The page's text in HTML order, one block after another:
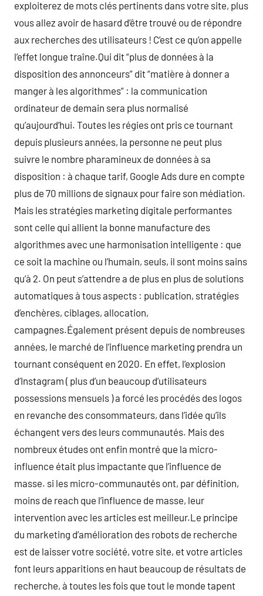
exploiterez de mots clés pertinents dans votre site, plus
vous allez avoir de hasard d’être trouvé ou de répondre
aux recherches des utilisateurs ! C’est ce qu’on appelle
l’effet longue traîne.Qui dit “plus de données à la
disposition des annonceurs” dit “matière à donner a
manger à les algorithmes” : la communication
ordinateur de demain sera plus normalisé
qu’aujourd’hui. Toutes les régies ont pris ce tournant
depuis plusieurs années, la personne ne peut plus
suivre le nombre pharamineux de données à sa
disposition : à chaque tarif, Google Ads dure en compte
plus de 70 millions de signaux pour faire son médiation.
Mais les stratégies marketing digitale performantes
sont celle qui allient la bonne manufacture des
algorithmes avec une harmonisation intelligente : que
ce soit la machine ou l’humain, seuls, il sont moins sains
qu’à 2. On peut s’attendre a de plus en plus de solutions
automatiques à tous aspects : publication, stratégies
d’enchères, ciblages, allocation,
campagnes.Également présent depuis de nombreuses
années, le marché de l’influence marketing prendra un
tournant conséquent en 2020. En effet, l’explosion
d’Instagram ( plus d’un beaucoup d’utilisateurs
possessions mensuels ) a forcé les procédés des logos
en revanche des consommateurs, dans l’idée qu’ils
échangent vers des leurs communautés. Mais des
nombreux études ont enfin montré que la micro-
influence était plus impactante que l’influence de
masse. si les micro-communautés ont, par définition,
moins de reach que l’influence de masse, leur
intervention avec les articles est meilleur.Le principe
du marketing d’amélioration des robots de recherche
est de laisser votre société, votre site, et votre articles
font leurs apparitions en haut beaucoup de résultats de
recherche, à toutes les fois que tout le monde tapent